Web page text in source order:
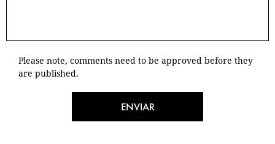
Please note, comments need to be approved before they
are published.
ENVIAR